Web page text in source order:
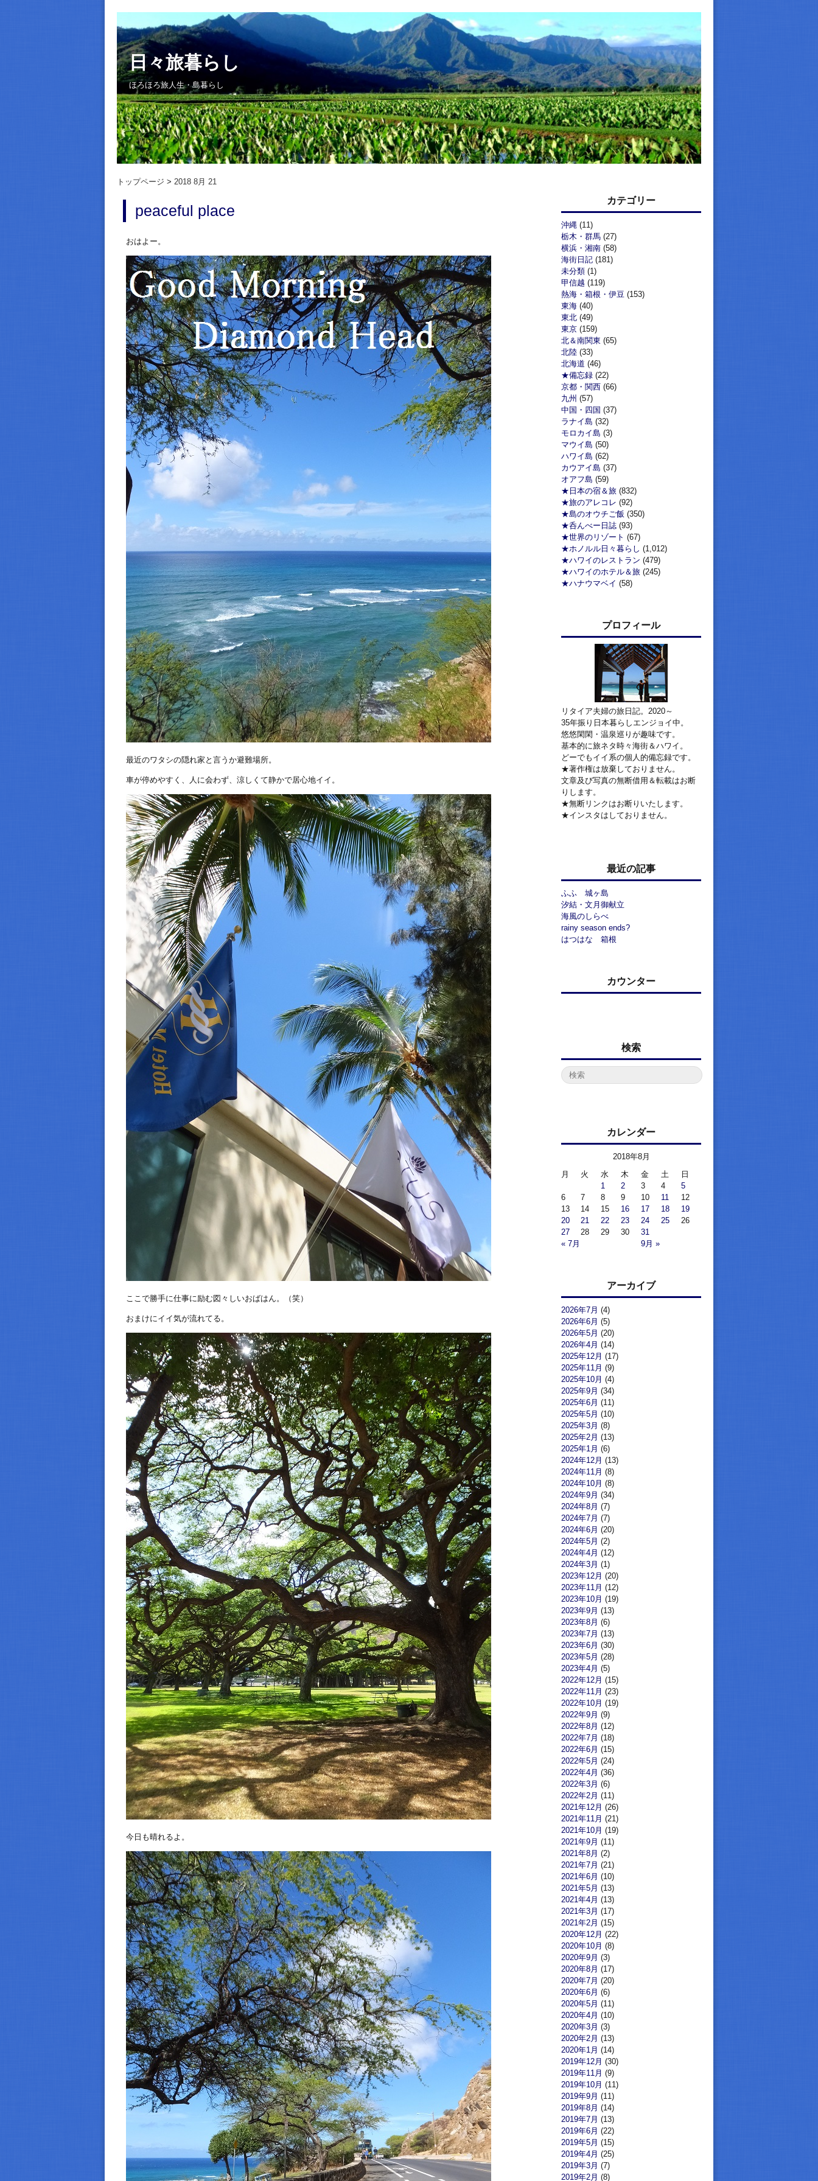
日々旅暮らし
ほろほろ旅人生・島暮らし
トップページ 2018 8月 21
peaceful place
おはよー。
最近のワタシの隠れ家と言うか避難場所。
車が停めやすく、人に会わず、涼しくて静かで居心地イイ。
ここで勝手に仕事に励む図々しいおばはん。（笑）
おまけにイイ気が流れてる。
今日も晴れるよ。
カテゴリー
沖縄 (11)
栃木・群馬 (27)
横浜・湘南 (58)
海街日記 (181)
未分類 (1)
甲信越 (119)
熱海・箱根・伊豆 (153)
東海 (40)
東北 (49)
東京 (159)
北＆南関東 (65)
北陸 (33)
北海道 (46)
★備忘録 (22)
京都・関西 (66)
九州 (57)
中国・四国 (37)
ラナイ島 (32)
モロカイ島 (3)
マウイ島 (50)
ハワイ島 (62)
カウアイ島 (37)
オアフ島 (59)
★日本の宿＆旅 (832)
★旅のアレコレ (92)
★島のオウチご飯 (350)
★呑んべー日誌 (93)
★世界のリゾート (67)
★ホノルル日々暮らし (1,012)
★ハワイのレストラン (479)
★ハワイのホテル＆旅 (245)
★ハナウマベイ (58)
プロフィール
リタイア夫婦の旅日記。2020～
35年振り日本暮らしエンジョイ中。
悠悠閑閑・温泉巡りが趣味です。
基本的に旅ネタ時々海街＆ハワイ。
どーでもイイ系の個人的備忘録です。
★著作権は放棄しておりません。
文章及び写真の無断借用＆転載はお断
りします。
★無断リンクはお断りいたします。
★インスタはしておりません。
最近の記事
ふふ 城ヶ島
汐結・文月御献立
海風のしらべ
rainy season ends?
はつはな 箱根
カウンター
検索
カレンダー
2018年8月
月
火 水 木 金 土 日
« 7月 9月 »
1 2 3 4
5
6
7 8 9 10 11
12
13
14 15 16 17 18
19
20
21 22 23 24 25
26
27
28 29 30 31
アーカイブ
2026年7月 (4)
2026年6月 (5)
2026年5月 (20)
2026年4月 (14)
2025年12月 (17)
2025年11月 (9)
2025年10月 (4)
2025年9月 (34)
2025年6月 (11)
2025年5月 (10)
2025年3月 (8)
2025年2月 (13)
2025年1月 (6)
2024年12月 (13)
2024年11月 (8)
2024年10月 (8)
2024年9月 (34)
2024年8月 (7)
2024年7月 (7)
2024年6月 (20)
2024年5月 (2)
2024年4月 (12)
2024年3月 (1)
2023年12月 (20)
2023年11月 (12)
2023年10月 (19)
2023年9月 (13)
2023年8月 (6)
2023年7月 (13)
2023年6月 (30)
2023年5月 (28)
2023年4月 (5)
2022年12月 (15)
2022年11月 (23)
2022年10月 (19)
2022年9月 (9)
2022年8月 (12)
2022年7月 (18)
2022年6月 (15)
2022年5月 (24)
2022年4月 (36)
2022年3月 (6)
2022年2月 (11)
2021年12月 (26)
2021年11月 (21)
2021年10月 (19)
2021年9月 (11)
2021年8月 (2)
2021年7月 (21)
2021年6月 (10)
2021年5月 (13)
2021年4月 (13)
2021年3月 (17)
2021年2月 (15)
2020年12月 (22)
2020年10月 (8)
2020年9月 (3)
2020年8月 (17)
2020年7月 (20)
2020年6月 (6)
2020年5月 (11)
2020年4月 (10)
2020年3月 (3)
2020年2月 (13)
2020年1月 (14)
2019年12月 (30)
2019年11月 (9)
2019年10月 (11)
2019年9月 (11)
2019年8月 (14)
2019年7月 (13)
2019年6月 (22)
2019年5月 (15)
2019年4月 (25)
2019年3月 (7)
2019年2月 (8)